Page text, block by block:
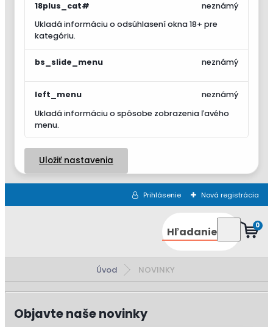
18plus_cat#
Ukladá informáciu o odsúhlasení okna 18+ pre
kategóriu.
neznámý
bs_slide_menu neznámý
left_menu
Ukladá informáciu o spôsobe zobrazenia ľavého
menu.
neznámý
Uložiť nastavenia
Prihlásenie Nová registrácia
Hľadanie 0
Úvod NOVINKY
Objavte naše novinky